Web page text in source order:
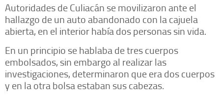
Autoridades de Culiacán se movilizaron ante el
hallazgo de un auto abandonado con la cajuela
abierta, en el interior había dos personas sin vida.
En un principio se hablaba de tres cuerpos
embolsados, sin embargo al realizar las
investigaciones, determinaron que era dos cuerpos
y en la otra bolsa estaban sus cabezas.